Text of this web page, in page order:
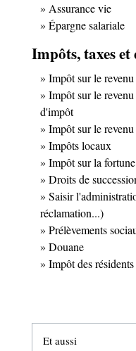
Assurance vie
Épargne salariale
Impôts, taxes et
Impôt sur le
Impôt sur le
d'impôt
Impôt sur le
Impôts locaux
Impôt sur la
Droits de
Saisir
réclamation...)
Prélèvements
Douane
Impôt des
Et aussi